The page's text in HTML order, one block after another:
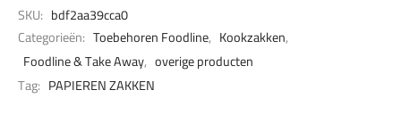
SKU: bdf2aa39cca0
Categorieën: Toebehoren Foodline, Kookzakken,
Foodline & Take Away, overige producten
Tag: PAPIEREN ZAKKEN